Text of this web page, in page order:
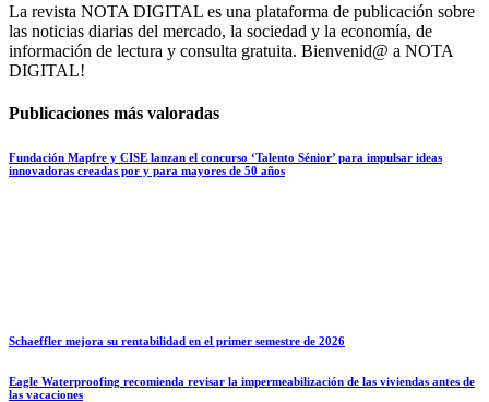
La revista NOTA DIGITAL es una plataforma de publicación sobre
las noticias diarias del mercado, la sociedad y la economía, de
información de lectura y consulta gratuita. Bienvenid@ a NOTA
DIGITAL!
Publicaciones más valoradas
Fundación Mapfre y CISE lanzan el concurso ‘Talento Sénior’ para impulsar ideas
innovadoras creadas por y para mayores de 50 años
Schaeffler mejora su rentabilidad en el primer semestre de 2026
Eagle Waterproofing recomienda revisar la impermeabilización de las viviendas antes de
las vacaciones